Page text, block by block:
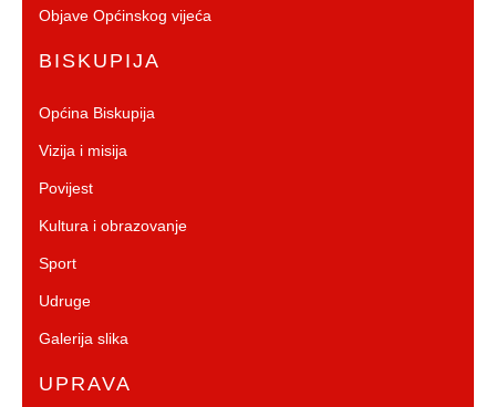
Objave Općinskog vijeća
BISKUPIJA
Općina Biskupija
Vizija i misija
Povijest
Kultura i obrazovanje
Sport
Udruge
Galerija slika
UPRAVA